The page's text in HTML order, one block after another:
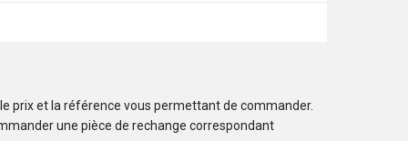
prix et la référence vous permettant de commander.
une pièce de rechange correspondant